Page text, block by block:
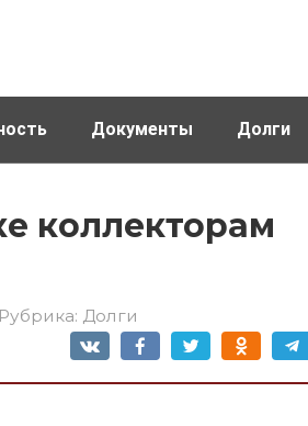
Документы Долги
коллекторам
Рубрика: Долги